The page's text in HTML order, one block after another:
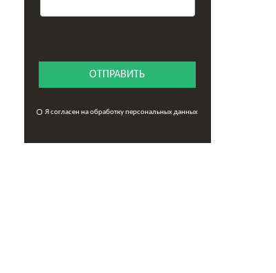
ОТПРАВИТЬ
Я согласен на обработку персональных данных